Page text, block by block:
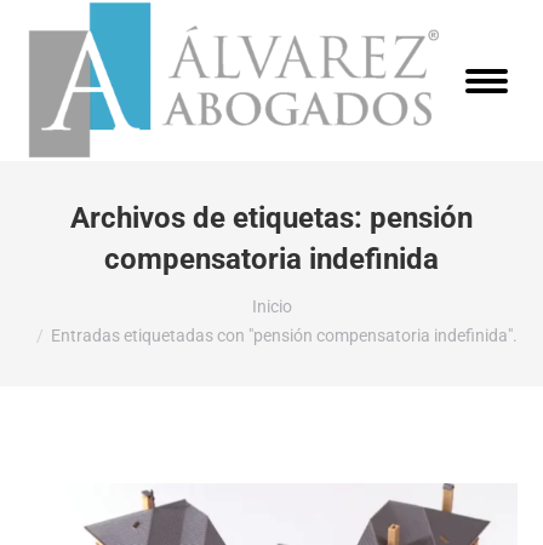
Archivos de etiquetas: pensión
compensatoria indefinida
Inicio
Entradas etiquetadas con "pensión compensatoria indefinida".